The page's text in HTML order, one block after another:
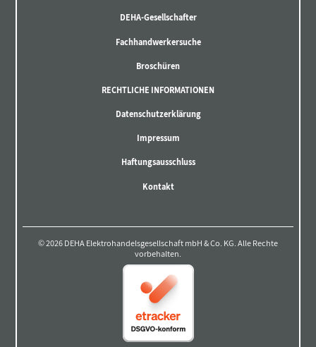
DEHA-Gesellschafter
Fachhandwerkersuche
Broschüren
RECHTLICHE INFORMATIONEN
Datenschutzerklärung
Impressum
Haftungsausschluss
Kontakt
© 2026 DEHA Elektrohandelsgesellschaft mbH & Co. KG. Alle Rechte
vorbehalten.